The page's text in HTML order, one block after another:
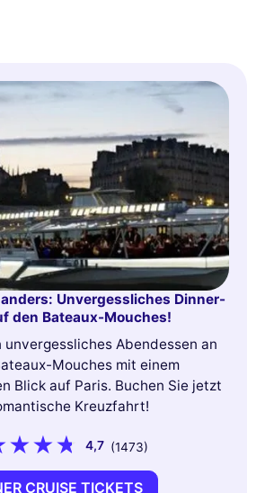
anders: Unvergessliches Dinner-
den Bateaux-Mouches!
unvergessliches Abendessen an
Mouches mit einem
Blick auf Paris. Buchen Sie jetzt
Kreuzfahrt!
4,7 (1473)
CRUISE TICKETS